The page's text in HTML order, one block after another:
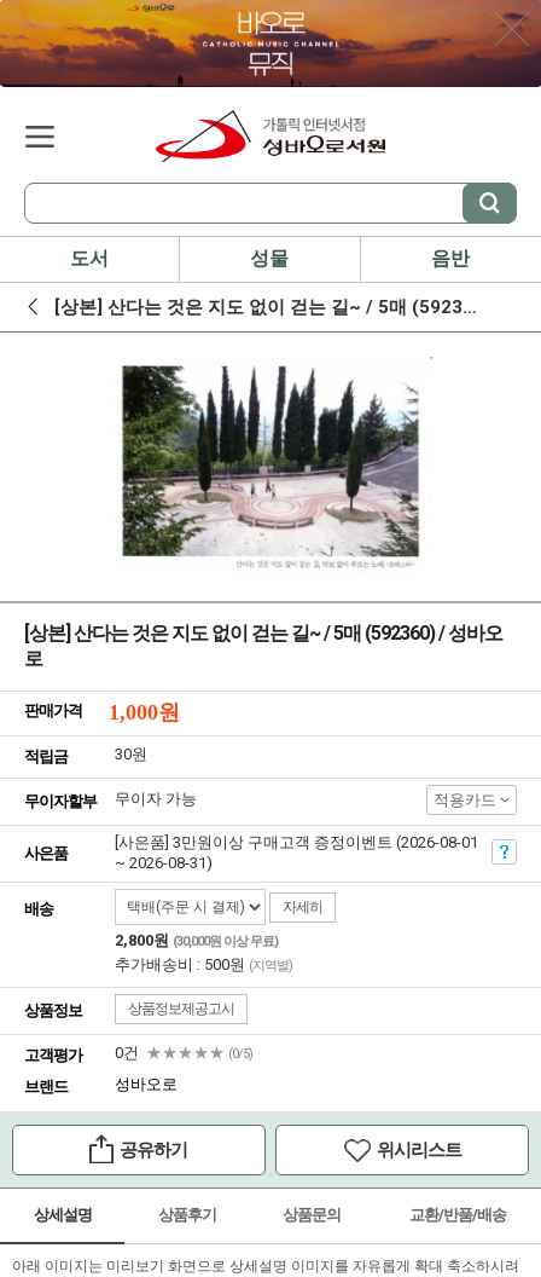
도서 성물 음반
[상본] 산다는 것은 지도 없이 걷는 길~ / 5매 (592360) / 성바오로
[상본] 산다는 것은 지도 없이 걷는 길~ / 5매 (592360) / 성바오
로
판매가격 1,000원
적립금 30원
무이자할부 무이자 가능 적용카드
사은품
[사은품] 3만원이상 구매고객 증정이벤트 (2026-08-01
~ 2026-08-31)
배송 자세히
2,800원 (30,000원 이상 무료)
추가배송비 : 500원 (지역별)
상품정보 상품정보제공고시
고객평가 0건 ★★★★★ (0/5)
브랜드 성바오로
공유하기 위시리스트
상세설명 상품후기 상품문의 교환/반품/배송
아래 이미지는 미리보기 화면으로 상세설명 이미지를 자유롭게 확대 축소하시려